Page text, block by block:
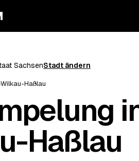
SachsenStadt ändern
Wilkau-Haßlau
Haßlau